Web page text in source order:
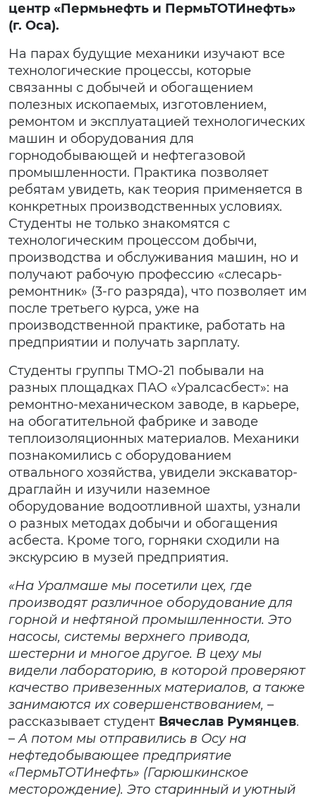
центр «Пермьнефть и ПермьТОТИнефть»
(г. Оса).
На парах будущие механики изучают все
технологические процессы, которые
связанны с добычей и обогащением
полезных ископаемых, изготовлением,
ремонтом и эксплуатацией технологических
машин и оборудования для
горнодобывающей и нефтегазовой
промышленности. Практика позволяет
ребятам увидеть, как теория применяется в
конкретных производственных условиях.
Студенты не только знакомятся с
технологическим процессом добычи,
производства и обслуживания машин, но и
получают рабочую профессию «слесарь-
ремонтник» (3-го разряда), что позволяет им
после третьего курса, уже на
производственной практике, работать на
предприятии и получать зарплату.
Студенты группы ТМО-21 побывали на
разных площадках ПАО «Уралсасбест»: на
ремонтно-механическом заводе, в карьере,
на обогатительной фабрике и заводе
теплоизоляционных материалов. Механики
познакомились с оборудованием
отвального хозяйства, увидели экскаватор-
драглайн и изучили наземное
оборудование водоотливной шахты, узнали
о разных методах добычи и обогащения
асбеста. Кроме того, горняки сходили на
экскурсию в музей предприятия.
«На Уралмаше мы посетили цех, где
производят различное оборудование для
горной и нефтяной промышленности. Это
насосы, системы верхнего привода,
шестерни и многое другое. В цеху мы
видели лабораторию, в которой проверяют
качество привезенных материалов, а также
занимаются их совершенствованием, –
рассказывает студент Вячеслав Румянцев.
–А потом мы отправились в Осу на
нефтедобывающее предприятие
«ПермьТОТИнефть» (Гарюшкинское
месторождение). Это старинный и уютный